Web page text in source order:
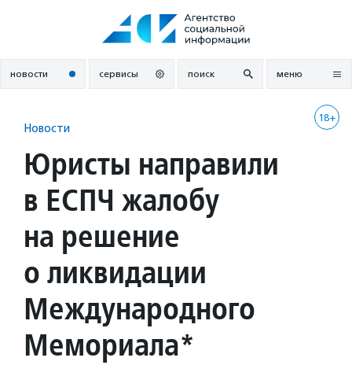
новости сервисы поиск меню
18+
Новости
Юристы направили
в ЕСПЧ жалобу
на решение
о ликвидации
Международного
Мемориала*